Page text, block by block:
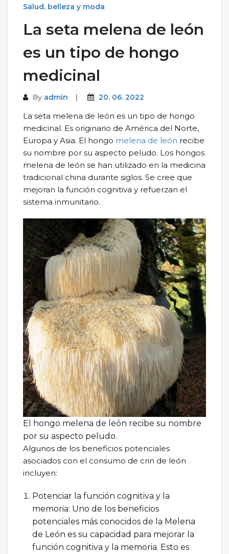
Salud, belleza y moda
La seta melena de león
es un tipo de hongo
medicinal
By admin 20. 06. 2022
La seta melena de león es un tipo de hongo
medicinal. Es originario de América del Norte,
Europa y Asia. El hongo melena de león recibe
su nombre por su aspecto peludo. Los hongos
melena de león se han utilizado en la medicina
tradicional china durante siglos. Se cree que
mejoran la función cognitiva y refuerzan el
sistema inmunitario.
El hongo melena de león recibe su nombre
por su aspecto peludo.
Algunos de los beneficios potenciales
asociados con el consumo de crin de león
incluyen:
Potenciar la función cognitiva y la
memoria: Uno de los beneficios
potenciales más conocidos de la Melena
de León es su capacidad para mejorar la
función cognitiva y la memoria. Esto es